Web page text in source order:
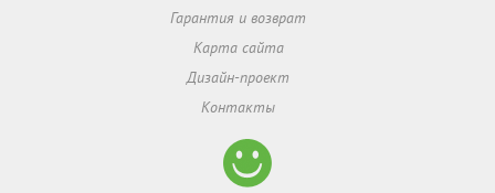
Гарантия и возврат
Карта сайта
Дизайн-проект
Контакты